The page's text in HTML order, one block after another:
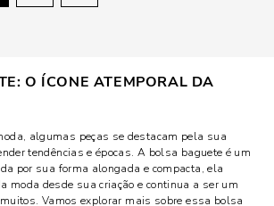
O ÍCONE ATEMPORAL DA
algumas peças se destacam pela sua
tendências e épocas. A bolsa baguete é um
por sua forma alongada e compacta, ela
moda desde sua criação e continua a ser um
Vamos explorar mais sobre essa bolsa